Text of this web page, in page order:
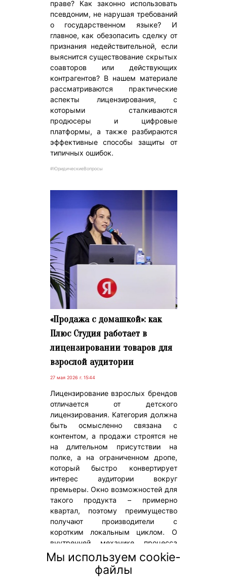
праве? Как законно использовать
псевдоним, не нарушая требований
о государственном языке? И
главное, как обезопасить сделку от
признания недействительной, если
выяснится существование скрытых
соавторов или действующих
контрагентов? В нашем материале
рассматриваются практические
аспекты лицензирования, с
которыми сталкиваются
продюсеры и цифровые
платформы, а также разбираются
эффективные способы защиты от
типичных ошибок.
#ЮридическиеВопросы
«Продажа с домашкой»: как
Плюс Студия работает в
лицензировании товаров для
взрослой аудитории
27 мая 2026 г. 15:44
Лицензирование взрослых брендов
отличается от детского
лицензирования. Категория должна
быть осмысленно связана с
контентом, а продажи строятся не
на длительном присутствии на
полке, а на ограниченном дропе,
который быстро конвертирует
интерес аудитории вокруг
премьеры. Окно возможностей для
такого продукта – примерно
квартал, поэтому преимущество
получают производители с
коротким локальным циклом. О
внутренней механике процесса
работы со взрослыми брендами мы
поговорили с руководителем по
развитию контентных брендов Плюс
Мы используем cookie-
файлы